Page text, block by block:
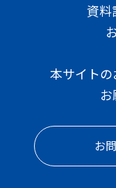
資料
本サイト
お
お